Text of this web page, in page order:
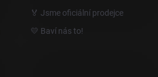
🏅 Jsme oficiální prodejce
💛 Baví nás to!